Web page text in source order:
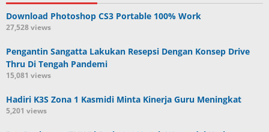
Download Photoshop CS3 Portable 100% Work
27,528 views
Pengantin Sangatta Lakukan Resepsi Dengan Konsep Drive
Thru Di Tengah Pandemi
15,081 views
Hadiri K3S Zona 1 Kasmidi Minta Kinerja Guru Meningkat
5,201 views